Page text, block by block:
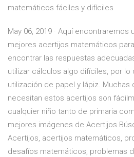
matemáticos fáciles y difíciles
May 06, 2019 · Aquí
mejores acertijos matemáticos
encontrar las respuestas
utilizar cálculos algo difíciles, por lo
utilización de papel y lápiz.
necesitan estos acertijos son
cualquier niño tanto de primaria
mejores imágenes de Acertijos
Acertijos, acertijos matemáticos,
desafíos matemáticos, problemas